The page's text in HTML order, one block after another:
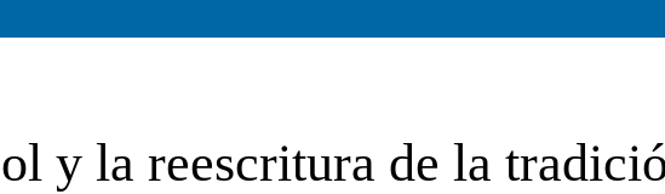
y la reescritura de la